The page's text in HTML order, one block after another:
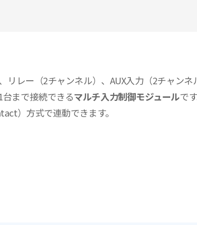
レー（2チャンネル）、AUX入力（2チャン
まで接続できるマルチ入力制御モジュールで
）方式で連動できます。